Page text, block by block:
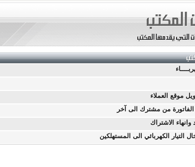
موقع العملاء
من مشترك الى آخر
الاشتراك
التيار الكهربائي الى المستهلكين